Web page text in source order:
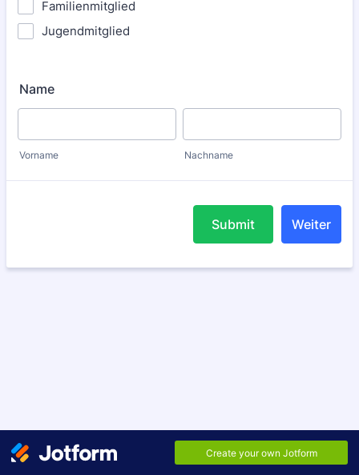
Familienmitglied
Jugendmitglied
Name
Vorname Nachname
Submit Weiter